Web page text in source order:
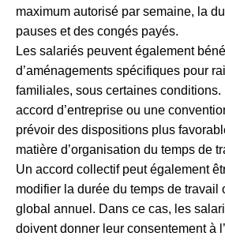
maximum autorisé par semaine, la
pauses et des congés payés.
Les salariés peuvent également
d’aménagements spécifiques pour
familiales, sous certaines conditions.
accord d’entreprise ou une
prévoir des dispositions plus
matière d’organisation du temps de
Un accord collectif peut également
modifier la durée du temps de travail
global annuel. Dans ce cas, les
doivent donner leur consentement à